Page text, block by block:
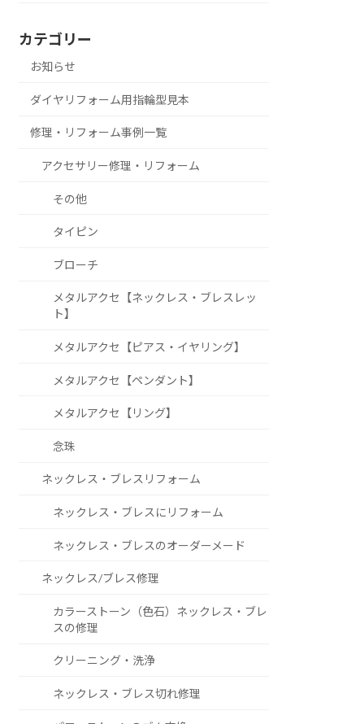
カテゴリー
お知らせ
ダイヤリフォーム用指輪型見本
修理・リフォーム事例一覧
アクセサリー修理・リフォーム
その他
タイピン
ブローチ
メタルアクセ【ネックレス・ブレスレッ
ト】
メタルアクセ【ピアス・イヤリング】
メタルアクセ【ペンダント】
メタルアクセ【リング】
念珠
ネックレス・ブレスリフォーム
ネックレス・ブレスにリフォーム
ネックレス・ブレスのオーダーメード
ネックレス/ブレス修理
カラーストーン（色石）ネックレス・ブレ
スの修理
クリーニング・洗浄
ネックレス・ブレス切れ修理